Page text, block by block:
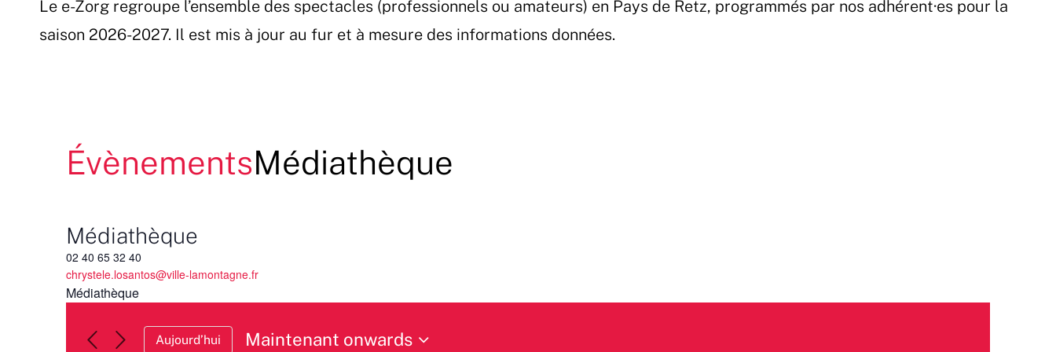
Le e-Zorg regroupe l’ensemble des spectacles (professionnels ou amateurs) en Pays de Retz, programmés par nos adhérent·es pour la
saison 2026-2027. Il est mis à jour au fur et à mesure des informations données.
ÉvènementsMédiathèque
Médiathèque
02 40 65 32 40
chrystele.losantos@ville-lamontagne.fr
Médiathèque
Aujourd’hui
Maintenant onwards